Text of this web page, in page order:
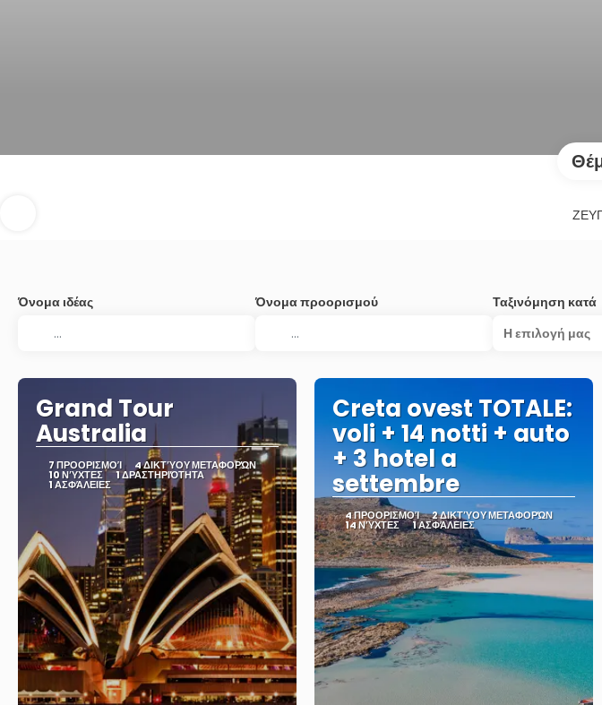
Όνομα ιδέας Όνομα προορισμού
Ταξινόμηση κατά
Η επιλογή μας
Grand Tour
Australia
7 ΠΡΟΟΡΙΣΜΟΊ 4 ΔΙΚΤΎΟΥ ΜΕΤΑΦΟΡΏΝ
10 ΝΎΧΤΕΣ 1 ΔΡΑΣΤΗΡΙΌΤΗΤΑ
1 ΑΣΦΆΛΕΙΕΣ
Creta ovest TOTALE:
voli + 14 notti + auto
+ 3 hotel a
settembre
4 ΠΡΟΟΡΙΣΜΟΊ 2 ΔΙΚΤΎΟΥ ΜΕΤΑΦΟΡΏΝ
14 ΝΎΧΤΕΣ 1 ΑΣΦΆΛΕΙΕΣ